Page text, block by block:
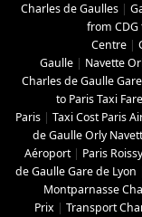
Charles de Gaulles |
from CDG
Centre |
Gaulle | Navette
Charles de Gaulle
to Paris Taxi Fare
Paris | Taxi Cost Paris
de Gaulle Orly
Aéroport| Paris
de Gaulle Gare de Lyon
Montparnasse
Prix | Transport